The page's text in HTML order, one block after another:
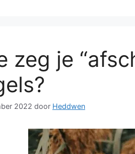
zeg je
2022 door Heddwen